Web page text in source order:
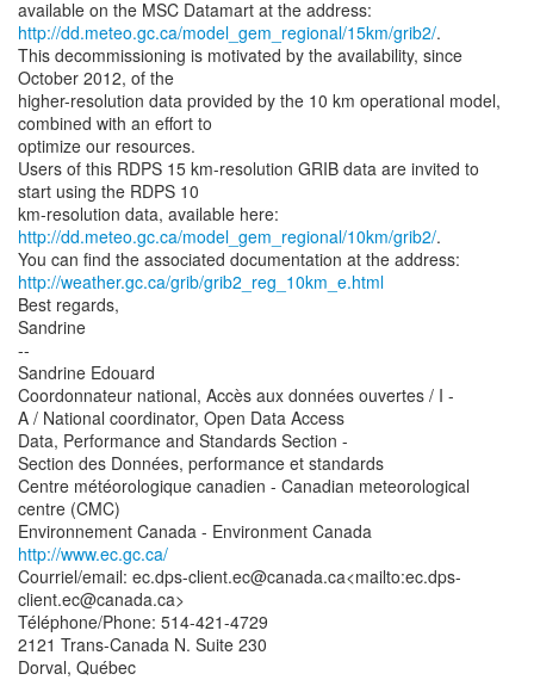
http://dd.meteo.gc.ca/model_gem_regional/15km/grib2/.
This decommissioning is motivated by the availability, since
October 2012, of the
higher-resolution data provided by the 10 km operational model,
combined with an effort to
optimize our resources.
Users of this RDPS 15 km-resolution GRIB data are invited to
start using the RDPS 10
km-resolution data, available here:
http://dd.meteo.gc.ca/model_gem_regional/10km/grib2/.
http://weather.gc.ca/grib/grib2_reg_10km_e.html
Best regards,
Sandrine
--
Sandrine Edouard
Coordonnateur national, Accès aux données ouvertes / I -
A / National coordinator, Open Data Access
Data, Performance and Standards Section -
Section des Données, performance et standards
Centre météorologique canadien - Canadian meteorological
centre (CMC)
http://www.ec.gc.ca/
Courriel/email: ec.dps-client.ec@canada.ca<mailto:ec.dps-
client.ec@canada.ca>
Téléphone/Phone: 514-421-4729
2121 Trans-Canada N. Suite 230
Dorval, Québec